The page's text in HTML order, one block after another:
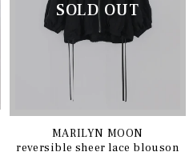
MARILYN MOON
reversible sheer lace blouson